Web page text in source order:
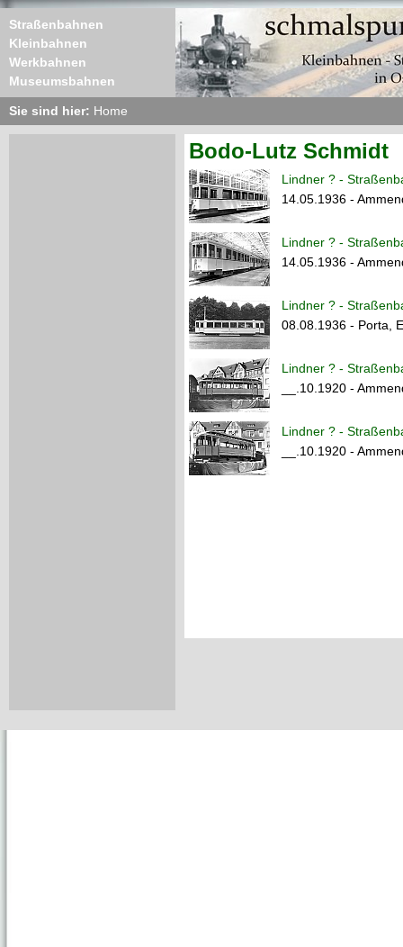
Straßenbahnen
Kleinbahnen
Werkbahnen
Museumsbahnen
Sie sind hier: Home
Bodo-Lutz Schmidt
Lindner ? -
14.05.1936 -
Lindner ? -
14.05.1936 -
Lindner ? -
08.08.1936 - Porta,
Lindner ? -
__.10.1920 -
Lindner ? -
__.10.1920 -